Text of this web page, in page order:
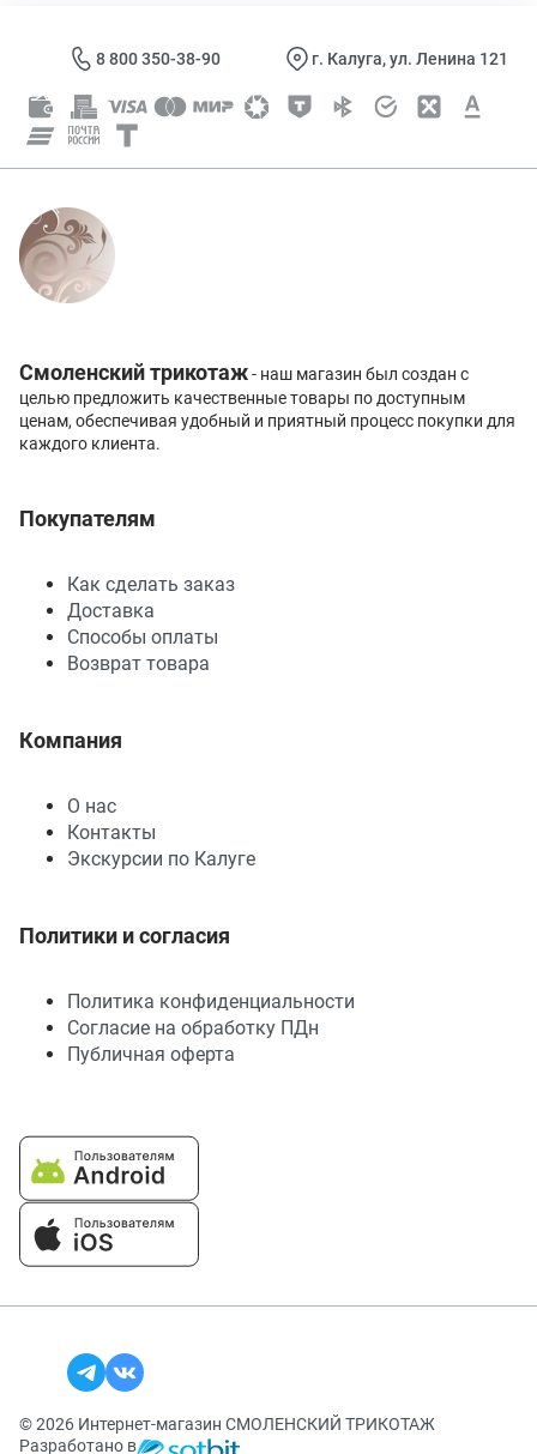
8 800 350-38-90 г. Калуга, ул. Ленина 121
Смоленский трикотаж- наш магазин был создан с
целью предложить качественные товары по доступным
ценам, обеспечивая удобный и приятный процесс покупки для
каждого клиента.
Покупателям
Как сделать заказ
Доставка
Способы оплаты
Возврат товара
Компания
О нас
Контакты
Экскурсии по Калуге
Политики и согласия
Политика конфиденциальности
Согласие на обработку ПДн
Публичная оферта
© 2026 Интернет-магазин СМОЛЕНСКИЙ ТРИКОТАЖ
Разработано в